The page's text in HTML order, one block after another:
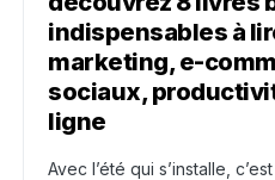
indispensables à
marketing, e-
sociaux,
ligne
Avec l’été qui s’installe,